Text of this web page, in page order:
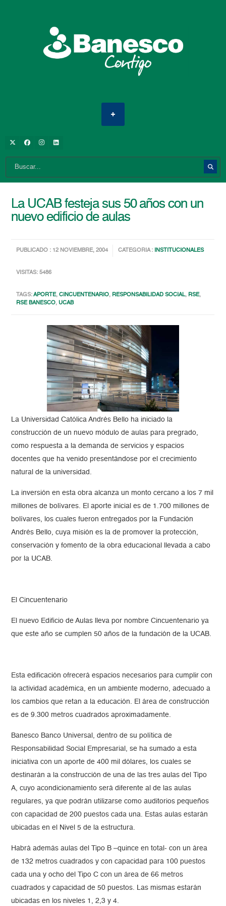
La UCAB festeja sus 50 años con un
nuevo edificio de aulas
PUBLICADO : 12 NOVIEMBRE, 2004 CATEGORIA : INSTITUCIONALES
VISITAS: 5486
TAGS:APORTE,CINCUENTENARIO, RESPONSABILIDAD SOCIAL, RSE,
RSE BANESCO,UCAB
La Universidad Católica Andrés Bello ha iniciado la
construcción de un nuevo módulo de aulas para pregrado,
como respuesta a la demanda de servicios y espacios
docentes que ha venido presentándose por el crecimiento
natural de la universidad.
La inversión en esta obra alcanza un monto cercano a los 7 mil
millones de bolívares. El aporte inicial es de 1.700 millones de
bolívares, los cuales fueron entregados por la Fundación
Andrés Bello, cuya misión es la de promover la protección,
conservación y fomento de la obra educacional llevada a cabo
por la UCAB.
El Cincuentenario
El nuevo Edificio de Aulas lleva por nombre Cincuentenario ya
que este año se cumplen 50 años de la fundación de la UCAB.
Esta edificación ofrecerá espacios necesarios para cumplir con
la actividad académica, en un ambiente moderno, adecuado a
los cambios que retan a la educación. El área de construcción
es de 9.300 metros cuadrados aproximadamente.
Banesco Banco Universal, dentro de su política de
Responsabilidad Social Empresarial, se ha sumado a esta
iniciativa con un aporte de 400 mil dólares, los cuales se
destinarán a la construcción de una de las tres aulas del Tipo
A, cuyo acondicionamiento será diferente al de las aulas
regulares, ya que podrán utilizarse como auditorios pequeños
con capacidad de 200 puestos cada una. Estas aulas estarán
ubicadas en el Nivel 5 de la estructura.
Habrá además aulas del Tipo B –quince en total- con un área
de 132 metros cuadrados y con capacidad para 100 puestos
cada una y ocho del Tipo C con un área de 66 metros
cuadrados y capacidad de 50 puestos. Las mismas estarán
ubicadas en los niveles 1, 2,3 y 4.